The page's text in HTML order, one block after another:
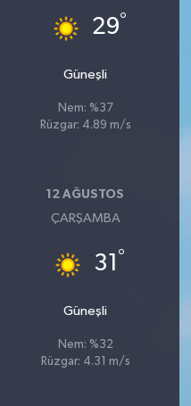
29°
Güneşli
Nem: %37
Rüzgar: 4.89 m/s
12 AĞUSTOS
ÇARŞAMBA
31 °
Güneşli
Nem: %32
Rüzgar: 4.31 m/s